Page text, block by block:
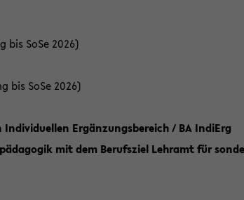
bis SoSe 2026)
bis SoSe 2026)
Ergänzungsbereich / BA IndiErg
mit dem Berufsziel Lehramt für